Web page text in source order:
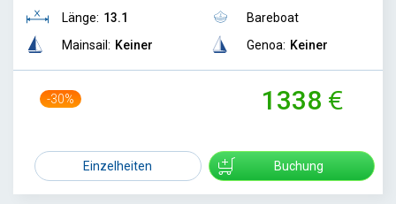
Länge: 13.1
Mainsail: Keiner
Bareboat
Genoa: Keiner
-30% 1338
Einzelheiten Buchung